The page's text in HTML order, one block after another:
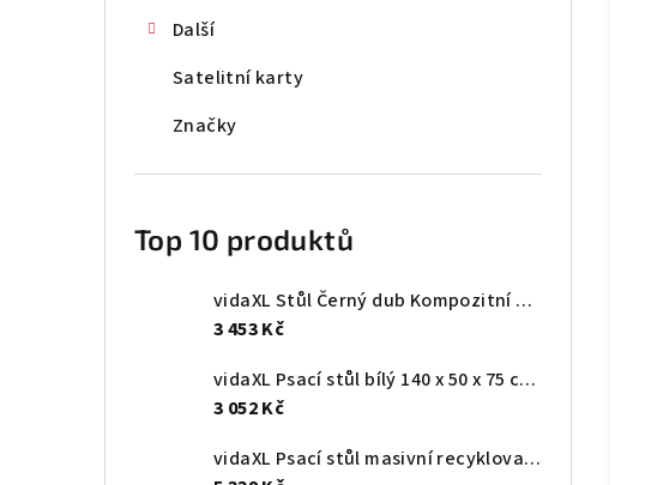
Další
Satelitní karty
Značky
Top 10 produktů
vidaXL Stůl Černý dub Kompozitní dřevo 131,5 x 50 x 106,5 cm
3 453 Kč
vidaXL Psací stůl bílý 140 x 50 x 75 cm kompozitní dřevo
3 052 Kč
vidaXL Psací stůl masivní recyklovaný teak 110 x 50 x 76 cm